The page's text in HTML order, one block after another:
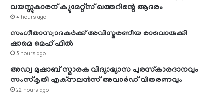
വയസ്സുകാരന് ക്യുമേറ്റ്‌സ് ഖത്തറിന്റെ ആദരം
4 hours ago
സംഗീതാസ്വാദകര്‍ക്ക് അവിസ്മരണീയ രാവൊരുക്കി
ഷാമെ മെഹ് ഫില്‍
5 hours ago
അഡ്വ മുഷാബ് സ്മാരക വിദ്യാഭ്യാസ പുരസ്‌കാരദാനവും
സംസ്‌കൃതി എക്‌സലന്‍സ് അവാര്‍ഡ് വിതരണവും
22 hours ago